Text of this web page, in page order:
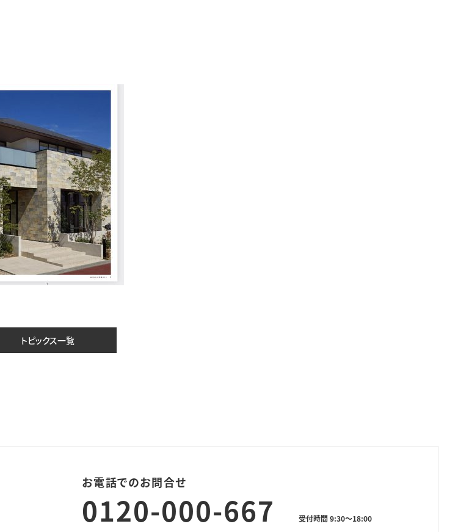
トピックス一覧
お電話でのお問合せ
0120-000-667 受付時間 9:30～18:00